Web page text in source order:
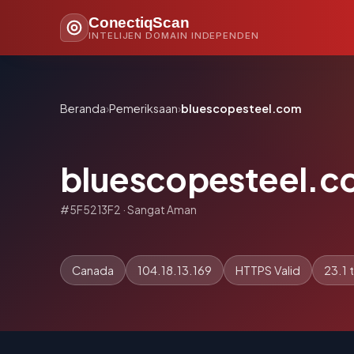
ConectiqScan
INTELIJEN DOMAIN INDEPENDEN
Beranda›Pemeriksaan›bluescopesteel.com
#5F5213F2 · Sangat Aman
Canada 104.18.13.169 HTTPS Valid 23.1